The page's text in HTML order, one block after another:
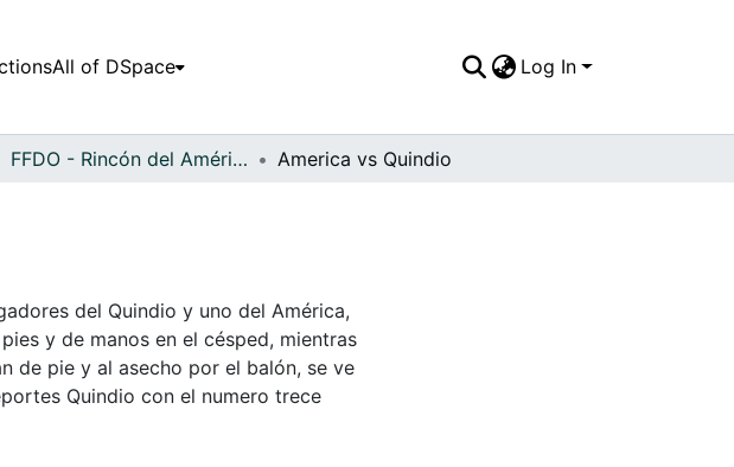
All of DSpace Log In
FFDO - Rincón del América - Patrimonial America vs Quindio
del Quindio y uno del América,
y de manos en el césped, mientras
de pie y al asecho por el balón, se ve
Quindio con el numero trece